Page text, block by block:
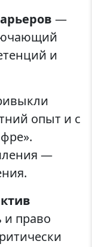
—
и
опыт и с
—
и право